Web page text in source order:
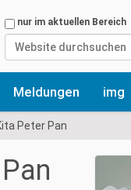
Website durchsuchen
nur im aktuellen Bereich
Meldungen img
Peter Pan